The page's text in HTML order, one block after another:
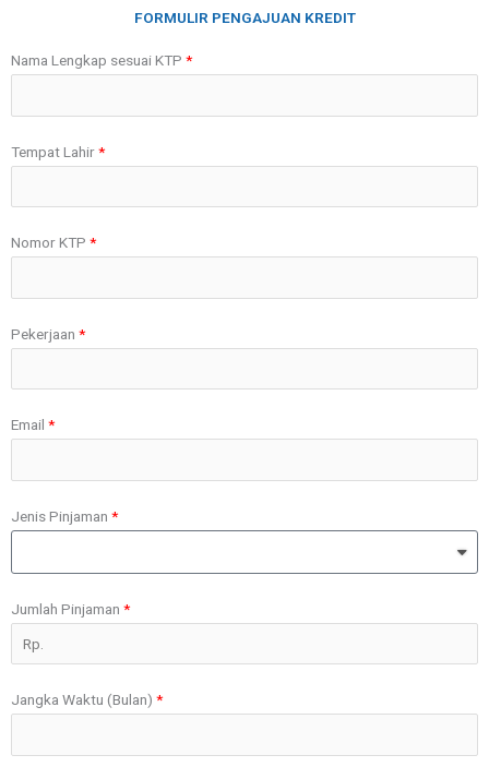
konten
FORMULIR PENGAJUAN KREDIT
Nama Lengkap sesuai KTP
Tempat Lahir
Nomor KTP
Pekerjaan
Email
Jenis Pinjaman
Jumlah Pinjaman
Jangka Waktu (Bulan)